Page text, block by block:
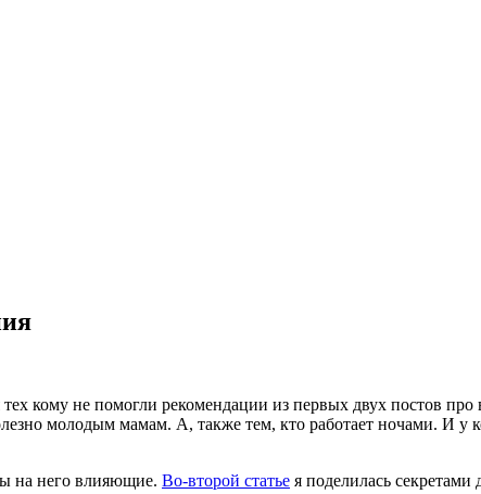
кому не помогли рекомендации из первых двух постов
молодым мамам. А, также тем, кто работает ночами. И у
на него влияющие. Во-второй статье я поделилась секретами